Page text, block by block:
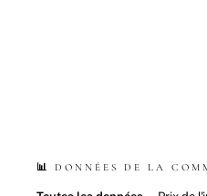
📊 DONNÉES DE LA